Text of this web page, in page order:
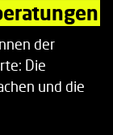
der
Die
und die